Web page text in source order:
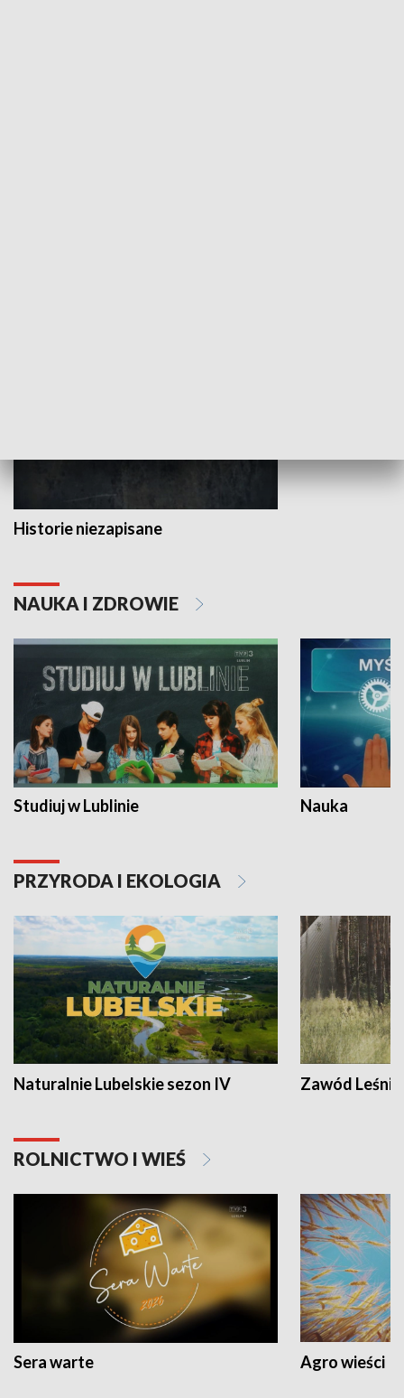
Historie niezapisane
NAUKA I ZDROWIE
Studiuj w Lublinie Nauka
PRZYRODA I EKOLOGIA
Naturalnie Lubelskie sezon IV Zawód Leśnik
ROLNICTWO I WIEŚ
Sera warte Agro wieści